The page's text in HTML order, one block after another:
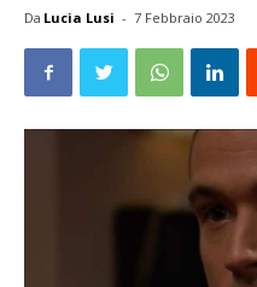
Da Lucia Lusi - 7 Febbraio 2023